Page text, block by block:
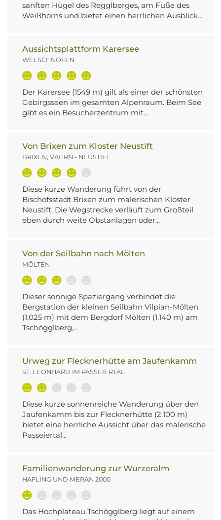
sanften Hügel des Regglberges, am Fuße des
Weißhorns und bietet einen herrlichen Ausblick...
Aussichtsplattform Karersee
WELSCHNOFEN
Der Karersee (1549 m) gilt als einer der schönsten
Gebirgsseen im gesamten Alpenraum. Beim See
gibt es ein Besucherzentrum mit...
Von Brixen zum Kloster Neustift
BRIXEN, VAHRN - NEUSTIFT
Diese kurze Wanderung führt von der
Bischofsstadt Brixen zum malerischen Kloster
Neustift. Die Wegstrecke verläuft zum Großteil
eben durch weite Obstanlagen oder...
Von der Seilbahn nach Mölten
MÖLTEN
Dieser sonnige Spaziergang verbindet die
Bergstation der kleinen Seilbahn Vilpian-Mölten
(1.025 m) mit dem Bergdorf Mölten (1.140 m) am
Tschögglberg,...
Urweg zur Flecknerhütte am Jaufenkamm
ST. LEONHARD IM PASSEIERTAL
Diese kurze sonnenreiche Wanderung über den
Jaufenkamm bis zur Flecknerhütte (2.100 m)
bietet eine herrliche Aussicht über das malerische
Passeiertal...
Familienwanderung zur Wurzeralm
HAFLING UND MERAN 2000
Das Hochplateau Tschögglberg liegt auf einem